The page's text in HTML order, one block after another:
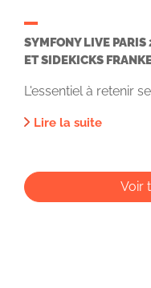
SYMFONY LIVE
ET SIDEKICKS
L'essentiel à retenir
Lire la suite
Voir